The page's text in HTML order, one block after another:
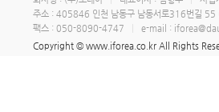
주소 : 405846 인천 남동구 남동서로316번길 55
팩스 : 050-8090-4747
e-mail :
Copyright © www.iforea.co.kr All Rights